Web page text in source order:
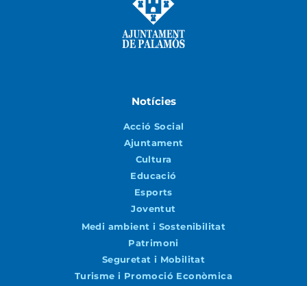
Notícies
Acció Social
Ajuntament
Cultura
Educació
Esports
Joventut
Medi ambient i Sostenibilitat
Patrimoni
Seguretat i Mobilitat
Turisme i Promoció Econòmica